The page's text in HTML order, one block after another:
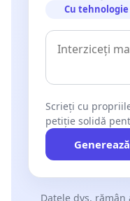
Cu
Scrieți cu
petiție solidă
Datele dvs. rămân